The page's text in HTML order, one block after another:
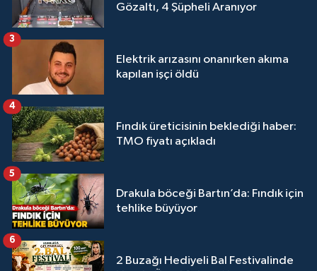
Gözaltı, 4 Şüpheli Aranıyor
Elektrik arızasını onanırken akıma
kapılan işçi öldü
3
Fındık üreticisinin beklediği haber:
TMO fiyatı açıkladı
4
Drakula böceği Bartın’da: Fındık için
tehlike büyüyor
5
2 Buzağı Hediyeli Bal Festivalinde
6